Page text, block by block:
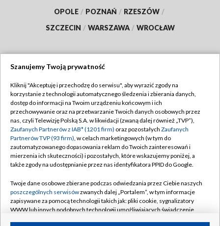
OPOLE / POZNAŃ / RZESZÓW /
SZCZECIN / WARSZAWA / WROCŁAW
TVP
Abonament TVP
Emisja w TVP
Centrum informacji TVP
Naziemna Telewizja Cyfrowa
Rada Programowa
System NOS
Informacje o nadawcy
Regulamin TVP
Polityka prywatności
Moje zgody
Pomoc
Kontakt
Kanały
Szanujemy Twoją prywatność
Kliknij "Akceptuję i przechodzę do serwisu", aby wyrazić zgody na
korzystanie z technologii automatycznego śledzenia i zbierania danych,
dostęp do informacji na Twoim urządzeniu końcowym i ich
przechowywanie oraz na przetwarzanie Twoich danych osobowych przez
nas, czyli Telewizję Polską S.A. w likwidacji (zwaną dalej również „TVP”),
Zaufanych Partnerów z IAB* (1201 firm) oraz pozostałych Zaufanych
Partnerów TVP (93 firm), w celach marketingowych (w tym do
zautomatyzowanego dopasowania reklam do Twoich zainteresowań i
mierzenia ich skuteczności) i pozostałych, które wskazujemy poniżej, a
także zgody na udostępnianie przez nas identyfikatora PPID do Google.
Twoje dane osobowe zbierane podczas odwiedzania przez Ciebie naszych
poszczególnych serwisówzwanych dalej „Portalem”, w tym informacje
zapisywane za pomocą technologii takich jak: pliki cookie, sygnalizatory
WWW lub innych podobnych technologii umożliwiających świadczenie